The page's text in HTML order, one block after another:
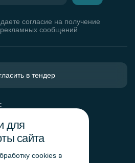
согласие на получение
сообщений
данных
cookie
данных
в тендер
для
сайта
сookies в